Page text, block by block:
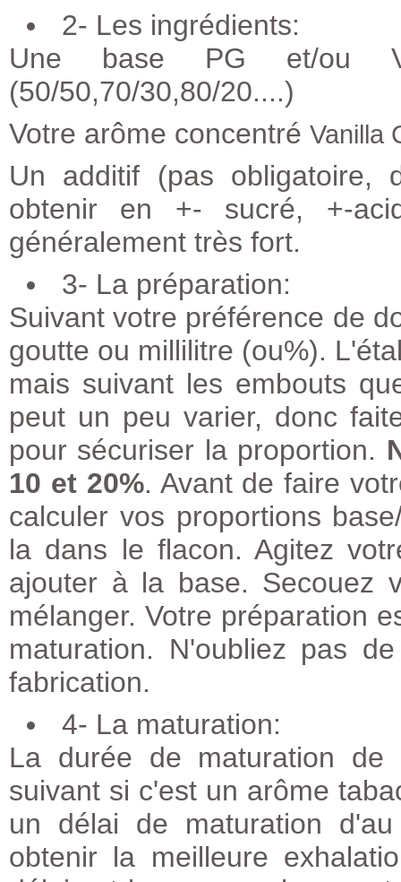
2- Les ingrédients:
Une base PG et/ou
(50/50,70/30,80/20....)
Votre arôme concentré Vanilla
Un additif (pas obligatoire,
obtenir en +- sucré, +-
généralement très fort.
3- La préparation:
Suivant votre préférence de
goutte ou millilitre (ou%).
mais suivant les embouts
peut un peu varier, donc
pour sécuriser la proportion.
10 et 20%. Avant de faire
calculer vos proportions
la dans le flacon. Agitez
ajouter à la base. Secouez
mélanger. Votre préparation
maturation. N'oubliez pas
fabrication.
4- La maturation:
La durée de maturation
suivant si c'est un arôme
un délai de maturation
obtenir la meilleure